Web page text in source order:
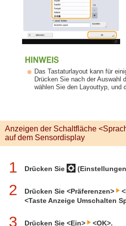
Das Tastaturlayout kann für
Drücken Sie nach der Auswahl
wählen Sie den Layouttyp, und
Anzeigen der Schaltfläche
auf dem Sensordisplay
1 Drücken Sie
2 Drücken Sie <Präferenzen>
<Taste Anzeige Umschalten
3 Drücken Sie <Ein> <OK>.